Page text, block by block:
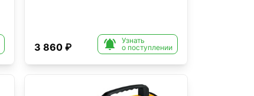
3 860 ₽ 
Узнать
о поступлении